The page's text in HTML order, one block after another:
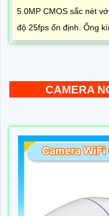
5.0MP CMOS sắc nét
độ 25fps ổn định. Ống
CAMERA